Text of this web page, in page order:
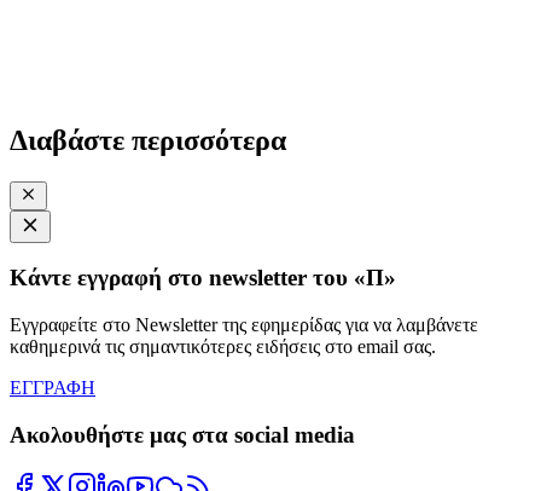
Διαβάστε περισσότερα
Κάντε εγγραφή στο newsletter του «Π»
Εγγραφείτε στο Newsletter της εφημερίδας για να λαμβάνετε
καθημερινά τις σημαντικότερες ειδήσεις στο email σας.
ΕΓΓΡΑΦΗ
Ακολουθήστε μας στα social media